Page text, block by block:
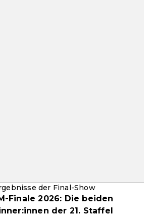
der Final-Show
Finale 2026: Die beiden
der 21. Staffel